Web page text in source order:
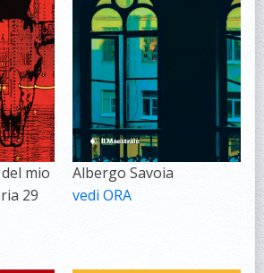
mio
29
Albergo Savoia
vedi ORA